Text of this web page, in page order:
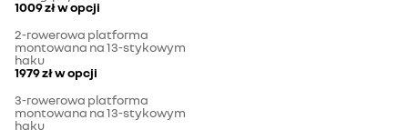
1009 złw opcji
2-rowerowa platforma
montowana na 13-stykowym
haku
1979 złw opcji
3-rowerowa platforma
montowana na 13-stykowym
haku